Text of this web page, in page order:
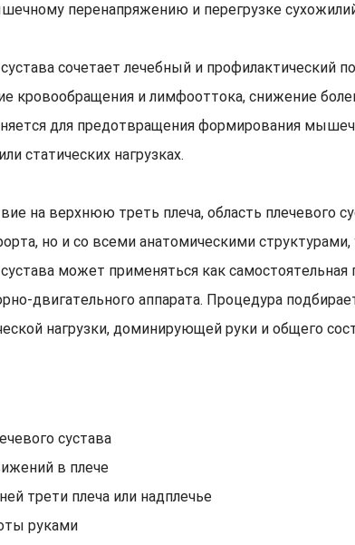
перенапряжению и перегрузке
сочетает лечебный и профилактический
кровообращения и лимфооттока, снижение
для предотвращения формирования
статических нагрузках.
на верхнюю треть плеча, область плечевого
но и со всеми анатомическими
может применяться как
двигательного аппарата. Процедура
нагрузки, доминирующей руки и общего
сустава
в плече
трети плеча или надплечье
руками